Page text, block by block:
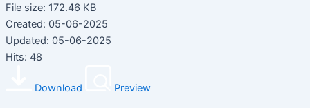
File size: 172.46 KB
Created: 05-06-2025
Updated: 05-06-2025
Hits: 48
Download Preview